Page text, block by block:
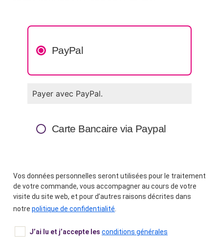
PayPal
Payer avec PayPal.
Carte Bancaire via Paypal
Vos données personnelles seront utilisées pour le traitement
de votre commande, vous accompagner au cours de votre
visite du site web, et pour d’autres raisons décrites dans
notre politique de confidentialité
J’ai lu et j’accepte les conditions générales